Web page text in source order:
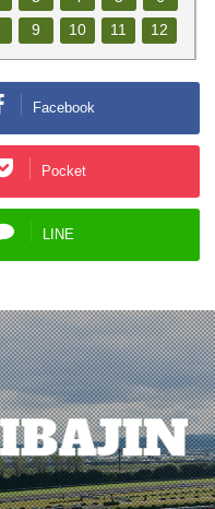
9 10 11 12
Facebook
Pocket
LINE